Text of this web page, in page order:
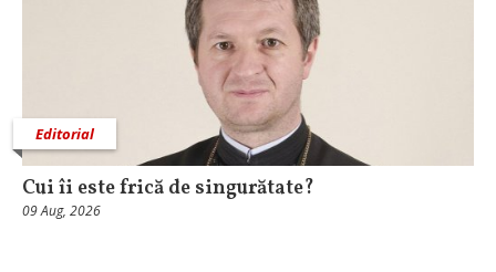
Editorial
Cui îi este frică de singurătate?
09 Aug, 2026